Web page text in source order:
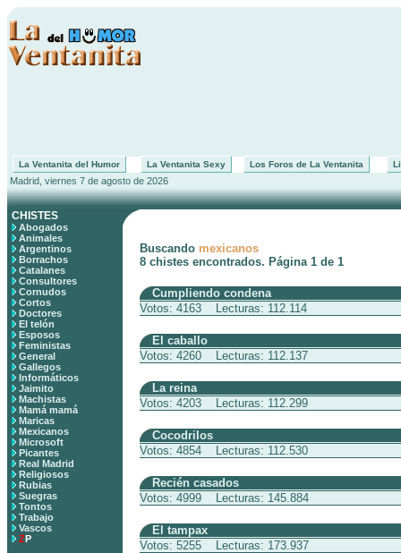
La Ventanita del Humor La Ventanita Sexy Los Foros de La Ventanita
Madrid, viernes 7 de agosto de 2026
CHISTES
Abogados
Animales
Argentinos
Borrachos
Catalanes
Consultores
Cornudos
Cortos
Doctores
El telón
Esposos
Feministas
General
Gallegos
Informáticos
Jaimito
Machistas
Mamá mamá
Maricas
Mexicanos
Microsoft
Picantes
Real Madrid
Religiosos
Rubias
Suegras
Tontos
Trabajo
Vascos
ZP
Buscando mexicanos
8 chistes encontrados. Página 1 de 1
Cumpliendo condena
Votos: 4163 Lecturas: 112.114
El caballo
Votos: 4260 Lecturas: 112.137
La reina
Votos: 4203 Lecturas: 112.299
Cocodrilos
Votos: 4854 Lecturas: 112.530
Recién casados
Votos: 4999 Lecturas: 145.884
El tampax
Votos: 5255 Lecturas: 173.937